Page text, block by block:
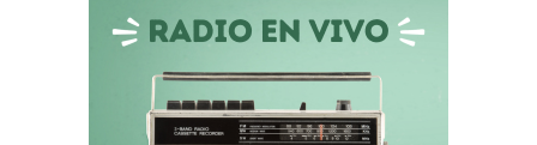
la nulidad del servicio debido a incompatibilidades en los
términos de referencia, dejando vulnerable a la zona.
Irregularidades en la